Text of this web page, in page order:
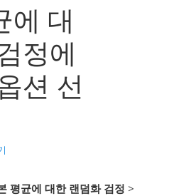
에 대
정에
션 선
평균에 대한 랜덤화 검정 >